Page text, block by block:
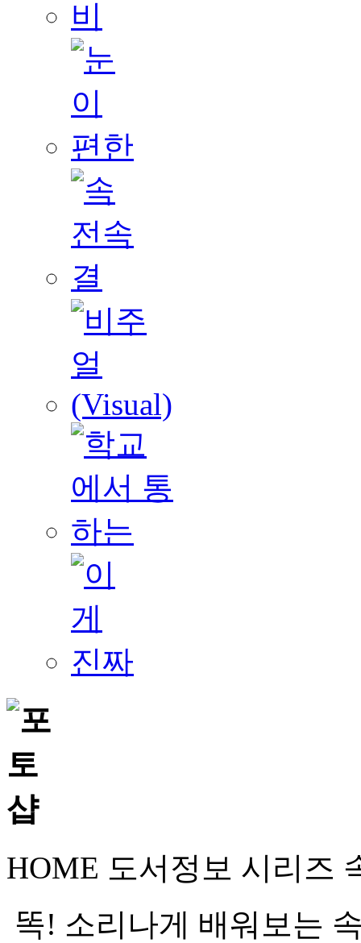
HOME 도서정보 시리즈
똑! 소리나게 배워보는